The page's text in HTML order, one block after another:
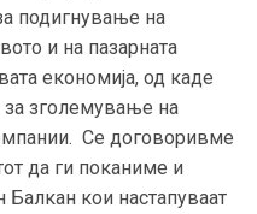
подигнување на
и на пазарната
економија, од каде
за зголемување на
Се договоривме
да ги поканиме и
Балкан кои настапуваат